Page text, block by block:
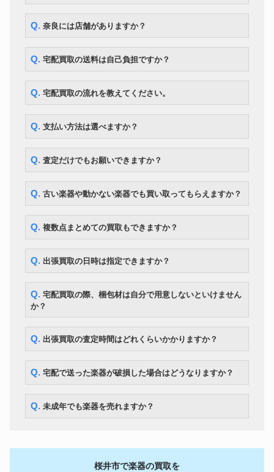
ホルン 62,300円
ユーフォニアム ウィルソン TA-2900
Q. 奈良には店舗がありますか？
Q. 宅配買取の送料は自己負担ですか？
Q. 宅配買取の流れを教えてください。
Q. 支払い方法は選べますか？
Q. 査定だけでもお願いできますか？
Q. 古い楽器や動かない楽器でも買い取ってもらえますか？
Q. 複数点まとめての買取もできますか？
Q. 出張買取の日時は指定できますか？
Q. 宅配買取の際、梱包材は自分で用意しないといけません
か？
Q. 出張買取の査定時間はどれくらいかかりますか？
Q. 宅配で送った楽器が破損した場合はどうなりますか？
Q. 未成年でも楽器を売れますか？
桜井市で楽器の買取を